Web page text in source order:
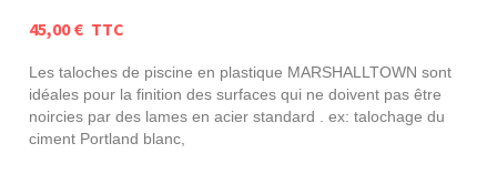
45,00 € TTC
Les taloches de piscine en plastique MARSHALLTOWN sont
idéales pour la finition des surfaces qui ne doivent pas être
noircies par des lames en acier standard . ex: talochage du
ciment Portland blanc,